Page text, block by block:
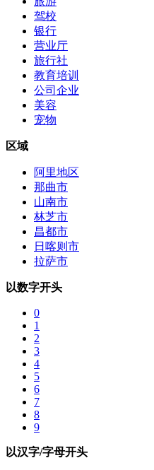
驾校
银行
营业厅
旅行社
教育培训
公司企业
美容
宠物
区域
阿里地区
那曲市
山南市
林芝市
昌都市
日喀则市
拉萨市
以数字开头
0
1
2
3
4
5
6
7
8
9
以汉字/字母开头